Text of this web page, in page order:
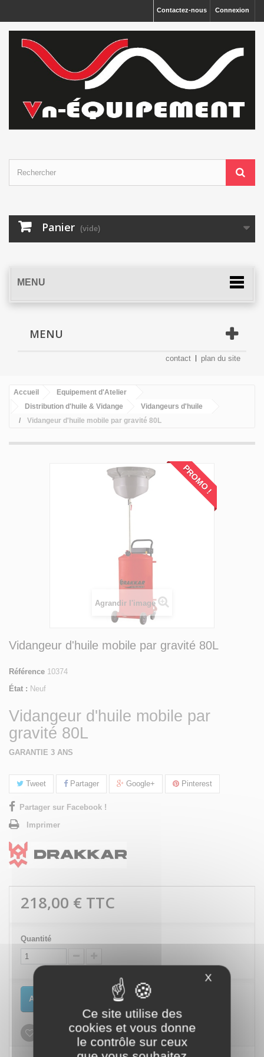
Ce site utilise des
cookies et vous donne
le contrôle sur ceux
X Masquer
Connexion
Contactez-nous
Panier (vide)
MENU
MENU
contact plan du site
Accueil
Equipement d'Atelier
Distribution d'huile & Vidange
Vidangeurs d'huile
Vidangeur d'huile mobile par gravité 80L
PROMO !
Agrandir l'image
Vidangeur d'huile mobile par gravité 80L
Référence 10374
État : Neuf
Vidangeur d'huile mobile par
gravité 80L
GARANTIE 3 ANS
Tweet Partager Google+ Pinterest
Partager sur Facebook !
Imprimer
218,00 € TTC
Quantité
Ajouter au panier
Ajouter à ma liste d'envies